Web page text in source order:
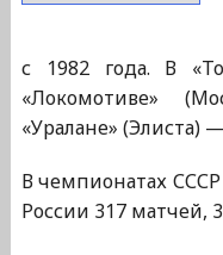
с 1982 года. В
«Локомотиве»
«Уралане» (Элиста)
В чемпионатах
России 317 матчей,